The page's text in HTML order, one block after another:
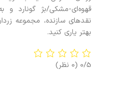
قهوه‌ای-مشکی/بژ گونارد و
نقدهای سازنده، مجموعه
بهتر ياری کنيد.
0/5 (0 نظر)